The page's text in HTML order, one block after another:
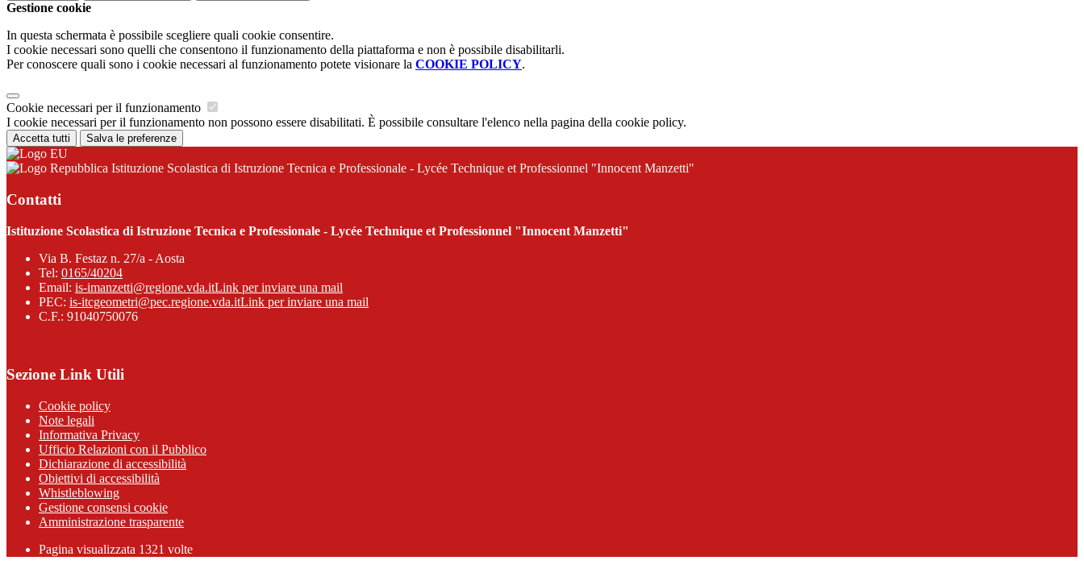
Gestione cookie
In questa schermata è possibile scegliere quali cookie consentire.
I cookie necessari sono quelli che consentono il funzionamento della piattaforma e non è possibile disabilitarli.
Per conoscere quali sono i cookie necessari al funzionamento potete visionare la COOKIE POLICY.
Cookie necessari per il funzionamento
I cookie necessari per il funzionamento non possono essere disabilitati. È possibile consultare l'elenco nella pagina della cookie policy.
Accetta tutti Salva le preferenze
Istituzione Scolastica di Istruzione Tecnica e Professionale - Lycée Technique et Professionnel "Innocent Manzetti"
Contatti
Istituzione Scolastica di Istruzione Tecnica e Professionale - Lycée Technique et Professionnel "Innocent Manzetti"
Via B. Festaz n. 27/a - Aosta
Tel: 0165/40204
Email: is-imanzetti@regione.vda.itLink per inviare una mail
PEC: is-itcgeometri@pec.regione.vda.itLink per inviare una mail
C.F.: 91040750076
Sezione Link Utili
Cookie policy
Note legali
Informativa Privacy
Ufficio Relazioni con il Pubblico
Dichiarazione di accessibilità
Obiettivi di accessibilità
Whistleblowing
Gestione consensi cookie
Amministrazione trasparente
Pagina visualizzata 1321 volte